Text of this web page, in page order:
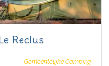
Reclus
Gemeentelijke Camping